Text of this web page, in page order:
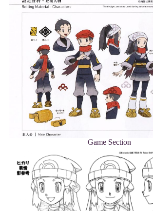
Game Section